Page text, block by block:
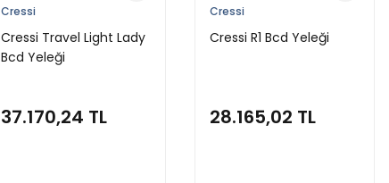
Cressi
Cressi Travel Light Lady
Bcd Yeleği
37.170,24 TL
Cressi
Cressi R1 Bcd Yeleği
28.165,02 TL